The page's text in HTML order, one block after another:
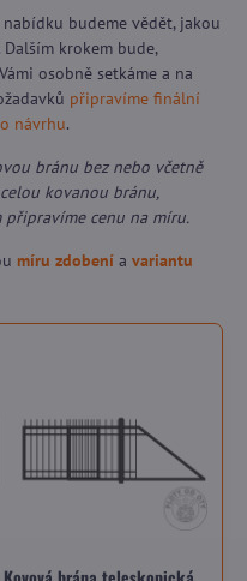
budeme vědět, jakou
krokem bude,
osobně setkáme a na
připravíme finální
návrhu.
bránu bez nebo včetně
kovanou bránu,
cenu na míru.
míru zdobení a variantu